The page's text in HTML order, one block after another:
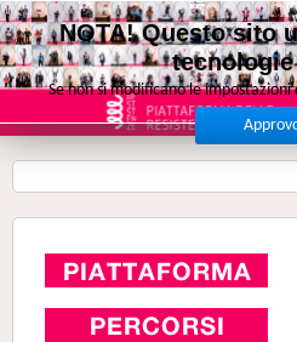
NOTA! Questo sito
Se non si modificano le